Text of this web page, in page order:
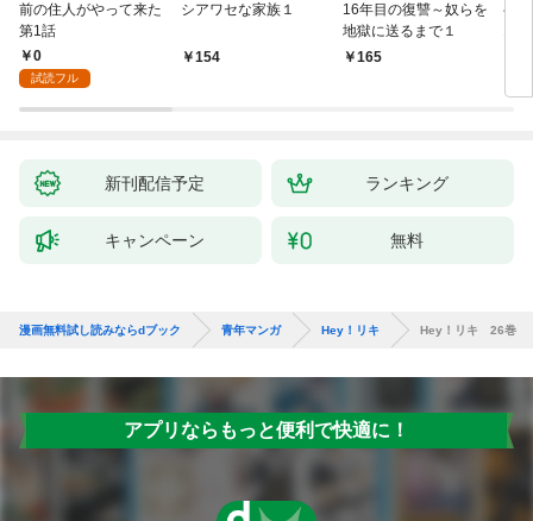
前の住人がやって来た
第1話
0
試読フル
シアワセな家族１
154
16年目の復讐～奴らを
地獄に送るまで１
165
ベ
新刊配信予定 ランキング
キャンペーン 無料
漫画無料試し読みならdブック 青年マンガ Hey！リキ Hey！リキ 26巻
アプリならもっと便利で快適に！